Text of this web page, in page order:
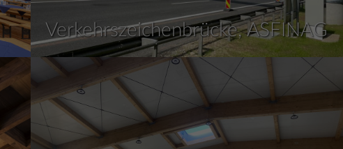
Verkehrszeichenbrücke, ASFINAG